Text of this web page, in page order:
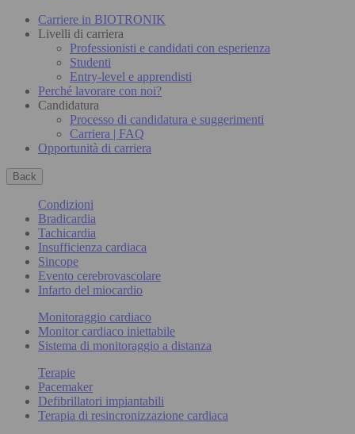
Carriere in BIOTRONIK
Livelli di carriera
Professionisti e candidati con esperienza
Studenti
Entry-level e apprendisti
Perché lavorare con noi?
Candidatura
Processo di candidatura e suggerimenti
Carriera | FAQ
Opportunità di carriera
Back
Condizioni
Bradicardia
Tachicardia
Insufficienza cardiaca
Sincope
Evento cerebrovascolare
Infarto del miocardio
Monitoraggio cardiaco
Monitor cardiaco iniettabile
Sistema di monitoraggio a distanza
Terapie
Pacemaker
Defibrillatori impiantabili
Terapia di resincronizzazione cardiaca